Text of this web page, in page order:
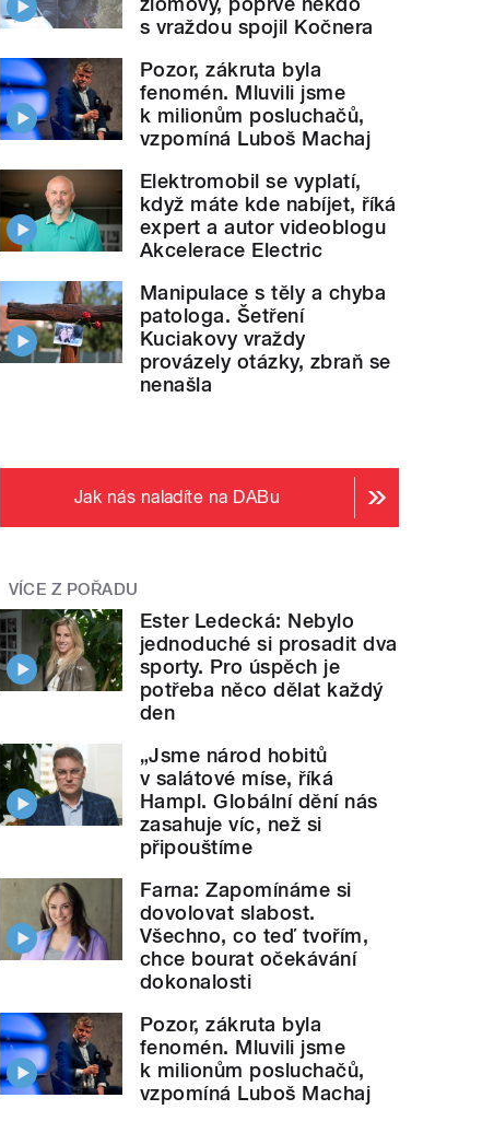
s vraždou spojil Kočnera
Pozor, zákruta byla
fenomén. Mluvili jsme
k milionům posluchačů,
vzpomíná Luboš Machaj
Elektromobil se vyplatí,
když máte kde nabíjet, říká
expert a autor videoblogu
Akcelerace Electric
Manipulace s těly a chyba
patologa. Šetření
Kuciakovy vraždy
provázely otázky, zbraň se
nenašla
Jak nás naladíte na DABu
VÍCE Z POŘADU
Ester Ledecká: Nebylo
jednoduché si prosadit dva
sporty. Pro úspěch je
potřeba něco dělat každý
den
„Jsme národ hobitů
v salátové míse, říká
Hampl. Globální dění nás
zasahuje víc, než si
připouštíme
Farna: Zapomínáme si
dovolovat slabost.
Všechno, co teď tvořím,
chce bourat očekávání
dokonalosti
Pozor, zákruta byla
fenomén. Mluvili jsme
k milionům posluchačů,
vzpomíná Luboš Machaj